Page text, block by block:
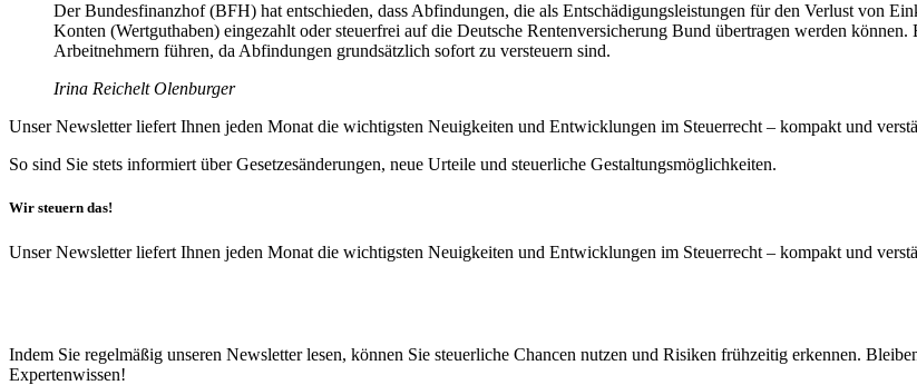
Der Bundesfinanzhof (BFH) hat entschieden, dass Abfindungen, die als Entschädigungsleistungen für den Verlust von
Konten (Wertguthaben) eingezahlt oder steuerfrei auf die Deutsche Rentenversicherung Bund übertragen werden
Arbeitnehmern führen, da Abfindungen grundsätzlich sofort zu versteuern sind.
Irina Reichelt Olenburger
Unser Newsletter liefert Ihnen jeden Monat die wichtigsten Neuigkeiten und Entwicklungen im Steuerrecht – kompakt und
So sind Sie stets informiert über Gesetzesänderungen, neue Urteile und steuerliche Gestaltungsmöglichkeiten.
Wir steuern das!
Unser Newsletter liefert Ihnen jeden Monat die wichtigsten Neuigkeiten und Entwicklungen im Steuerrecht – kompakt und
Indem Sie regelmäßig unseren Newsletter lesen, können Sie steuerliche Chancen nutzen und Risiken frühzeitig erkennen.
Expertenwissen!